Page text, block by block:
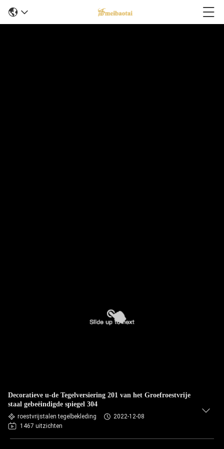
Decoratieve u-de Tegelversiering 201 van het Groefroestvrije
staal gebeëindigde spiegel 304
roestvrijstalen tegelbekleding
2022-12-08
1467 uitzichten